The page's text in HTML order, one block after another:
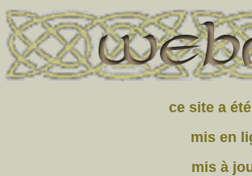
ce site a
mis en
mis à